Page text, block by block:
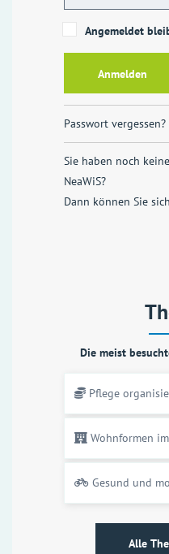
Angemeldet
Passwort vergessen?
Sie haben noch
NeaWiS?
Dann können Sie sich
Die meist
Pflege
Wohnformen
Gesund und
Alle